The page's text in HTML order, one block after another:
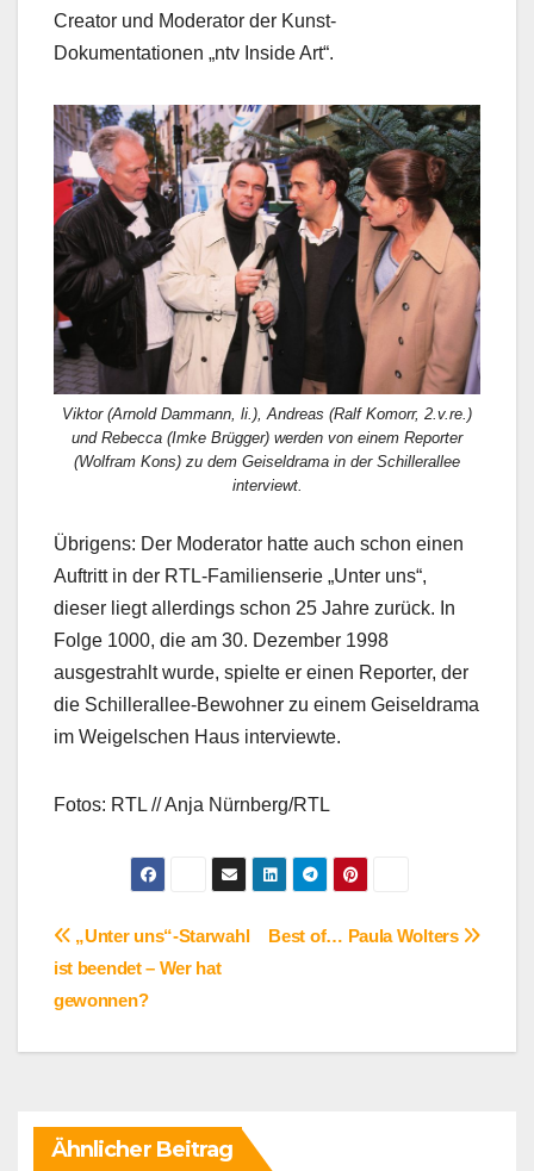
Creator und Moderator der Kunst-
Dokumentationen „ntv Inside Art“.
Viktor (Arnold Dammann, li.), Andreas (Ralf Komorr, 2.v.re.)
und Rebecca (Imke Brügger) werden von einem Reporter
(Wolfram Kons) zu dem Geiseldrama in der Schillerallee
interviewt.
Übrigens: Der Moderator hatte auch schon einen
Auftritt in der RTL-Familienserie „Unter uns“,
dieser liegt allerdings schon 25 Jahre zurück. In
Folge 1000, die am 30. Dezember 1998
ausgestrahlt wurde, spielte er einen Reporter, der
die Schillerallee-Bewohner zu einem Geiseldrama
im Weigelschen Haus interviewte.
Fotos: RTL // Anja Nürnberg/RTL
Beitragsnavigation
Best of… Paula Wolters
„Unter uns“-Starwahl
ist beendet – Wer hat
gewonnen?
Ähnlicher Beitrag